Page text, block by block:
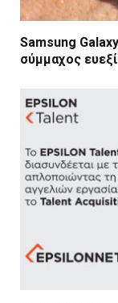
Samsung
σύμμαχος